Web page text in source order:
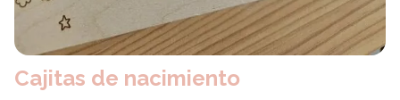
Cajitas de nacimiento